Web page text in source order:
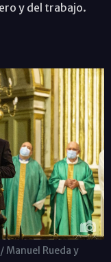
y del trabajo.
Manuel Rueda y